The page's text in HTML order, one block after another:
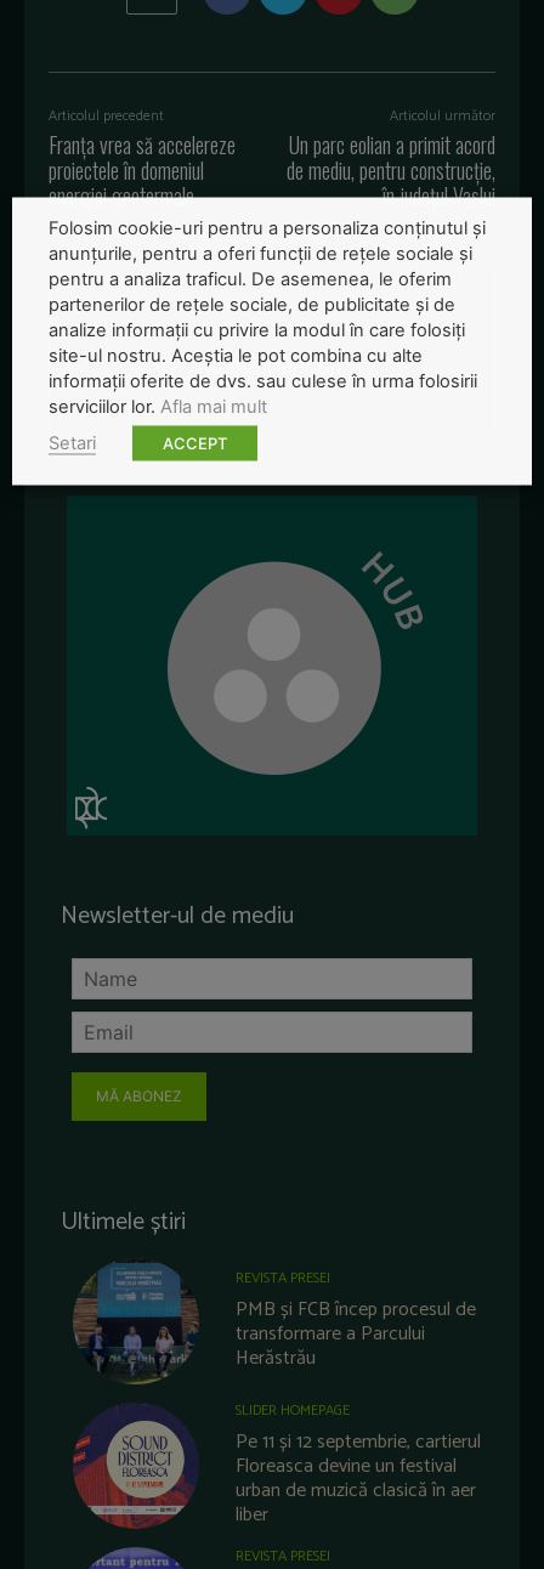
Articolul precedent
Franța vrea să accelereze
proiectele în domeniul
energiei geotermale
Articolul următor
Un parc eolian a primit acord
de mediu, pentru construcție,
în județul Vaslui
Ioana Oancea
Newsletter-ul de mediu
MĂ ABONEZ
Ultimele știri
REVISTA PRESEI
PMB și FCB încep procesul de
transformare a Parcului
Herăstrău
SLIDER HOMEPAGE
Pe 11 și 12 septembrie, cartierul
Floreasca devine un festival
urban de muzică clasică în aer
liber
REVISTA PRESEI
Folosim cookie-uri pentru a personaliza conținutul și
anunțurile, pentru a oferi funcții de rețele sociale și
pentru a analiza traficul. De asemenea, le oferim
partenerilor de rețele sociale, de publicitate și de
analize informații cu privire la modul în care folosiți
site-ul nostru. Aceștia le pot combina cu alte
informații oferite de dvs. sau culese în urma folosirii
serviciilor lor. Afla mai mult
Setari
ACCEPT